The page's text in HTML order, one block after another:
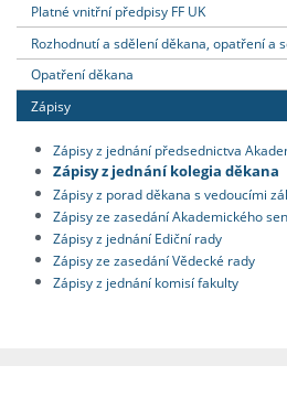
Platné vnitřní předpisy FF UK
Rozhodnutí a sdělení děkana, opatření a
Opatření děkana
Zápisy
Zápisy z jednání předsednictva
Zápisy z jednání kolegia děkana
Zápisy z porad děkana s vedoucími
Zápisy ze zasedání Akademického
Zápisy z jednání Ediční rady
Zápisy ze zasedání Vědecké rady
Zápisy z jednání komisí fakulty